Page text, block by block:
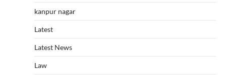
kanpur nagar
Latest
Latest News
Law